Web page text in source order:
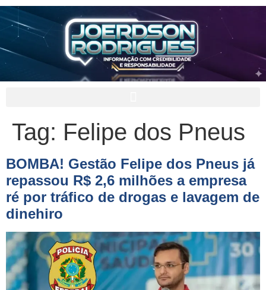
Tag: Felipe dos Pneus
BOMBA! Gestão Felipe dos Pneus já
repassou R$ 2,6 milhões a empresa
ré por tráfico de drogas e lavagem de
dinehiro